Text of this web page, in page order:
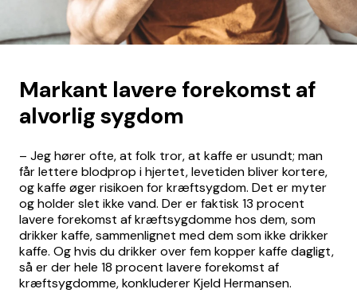
Markant lavere forekomst af
alvorlig sygdom
– Jeg hører ofte, at folk tror, at kaffe er usundt; man
får lettere blodprop i hjertet, levetiden bliver kortere,
og kaffe øger risikoen for kræftsygdom. Det er myter
og holder slet ikke vand. Der er faktisk 13 procent
lavere forekomst af kræftsygdomme hos dem, som
drikker kaffe, sammenlignet med dem som ikke drikker
kaffe. Og hvis du drikker over fem kopper kaffe dagligt,
så er der hele 18 procent lavere forekomst af
kræftsygdomme, konkluderer Kjeld Hermansen.